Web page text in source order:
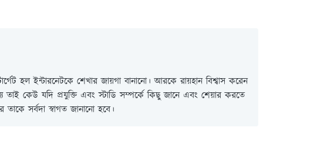
হল ইন্টারনেটকে শেখার জায়গা বানানো। আরকে রায়হান বিশ্বাস করেন
তাই কেউ যদি প্রযুক্তি এবং স্টাডি সম্পর্কে কিছু জানে এবং শেয়ার করতে
সর্বদা স্বাগত জানানো হবে।